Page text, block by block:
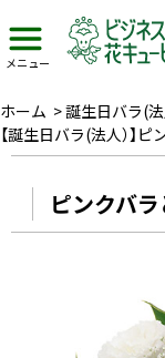
メニュー
ホーム >誕生日バラ(法
【誕生日バラ(法人）】
ピンクバ